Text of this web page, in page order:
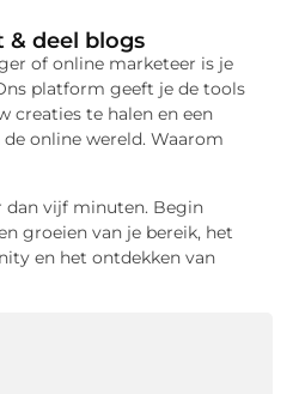
& deel blogs
of online marketeer is je
platform geeft je de tools
creaties te halen en een
online wereld. Waarom
vijf minuten. Begin
groeien van je bereik, het
en het ontdekken van